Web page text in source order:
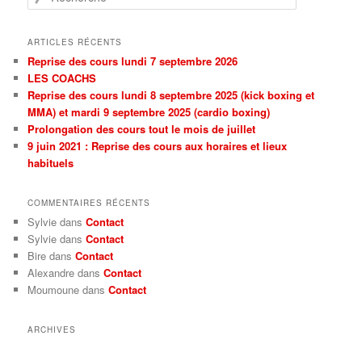
ARTICLES RÉCENTS
Reprise des cours lundi 7 septembre 2026
LES COACHS
Reprise des cours lundi 8 septembre 2025 (kick boxing et
MMA) et mardi 9 septembre 2025 (cardio boxing)
Prolongation des cours tout le mois de juillet
9 juin 2021 : Reprise des cours aux horaires et lieux
habituels
COMMENTAIRES RÉCENTS
Sylvie dansContact
Sylvie dansContact
Bire dansContact
Alexandre dansContact
Moumoune dansContact
ARCHIVES